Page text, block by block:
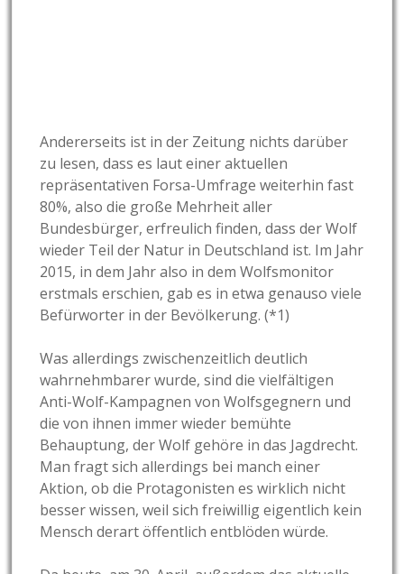
Andererseits ist in der Zeitung nichts darüber
zu lesen, dass es laut einer aktuellen
repräsentativen Forsa-Umfrage weiterhin fast
80%, also die große Mehrheit aller
Bundesbürger, erfreulich finden, dass der Wolf
wieder Teil der Natur in Deutschland ist. Im Jahr
2015, in dem Jahr also in dem Wolfsmonitor
erstmals erschien, gab es in etwa genauso viele
Befürworter in der Bevölkerung. (*1)
Was allerdings zwischenzeitlich deutlich
wahrnehmbarer wurde, sind die vielfältigen
Anti-Wolf-Kampagnen von Wolfsgegnern und
die von ihnen immer wieder bemühte
Behauptung, der Wolf gehöre in das Jagdrecht.
Man fragt sich allerdings bei manch einer
Aktion, ob die Protagonisten es wirklich nicht
besser wissen, weil sich freiwillig eigentlich kein
Mensch derart öffentlich entblöden würde.